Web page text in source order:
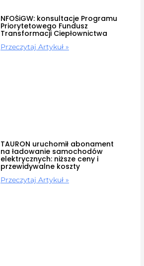
NFOŚiGW: konsultacje Programu
Priorytetowego Fundusz
Transformacji Ciepłownictwa
Przeczytaj Artykuł »
TAURON uruchomił abonament
na ładowanie samochodów
elektrycznych: niższe ceny i
przewidywalne koszty
Przeczytaj Artykuł »